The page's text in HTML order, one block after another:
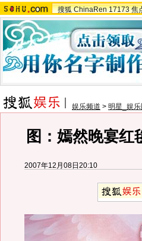
搜狐 ChinaRen 17173 焦
娱乐频道 > 明星_娱乐
图：嫣然晚宴红
2007年12月08日20:10